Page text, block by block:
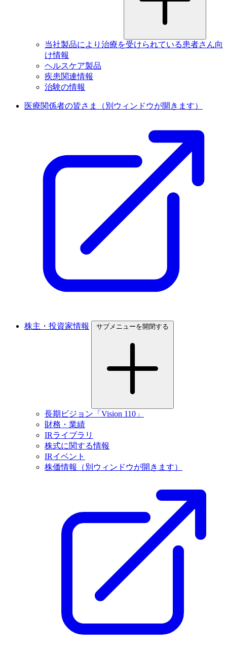
当社製品により治療を受けられている患者さん向
け情報
ヘルスケア製品
疾患関連情報
治験の情報
医療関係者の皆さま （別ウィンドウが開きます）
株主・投資家情報 サブメニューを開閉する
長期ビジョン「Vision 110」
財務・業績
IRライブラリ
株式に関する情報
IRイベント
株価情報
（別ウィンドウが開きます）